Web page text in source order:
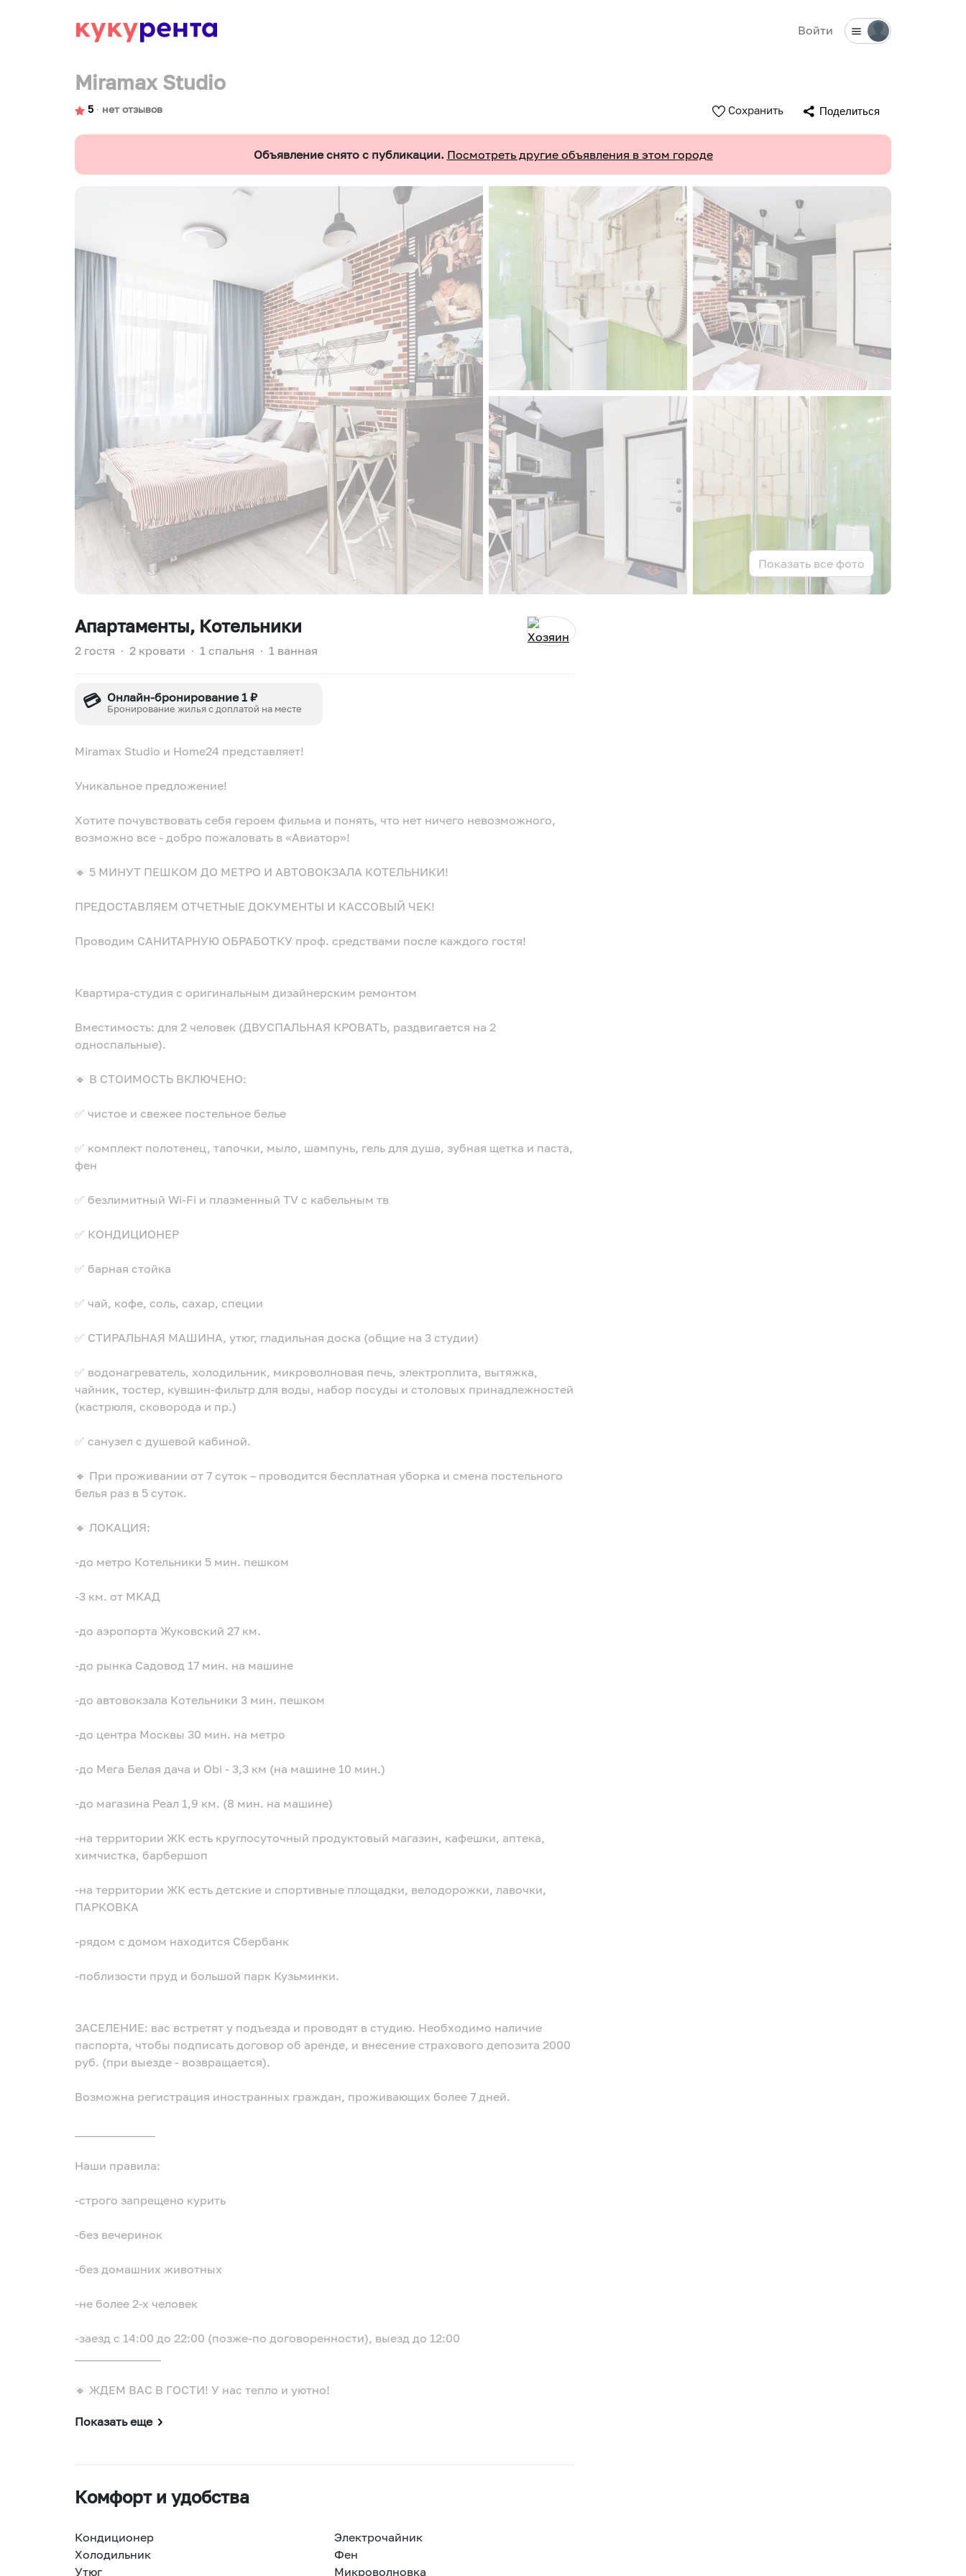
Войти
Miramax Studio
5 ∙ нет отзывов Сохранить Поделиться
Объявление снято с публикации. Посмотреть другие объявления в этом городе
Показать все фото
Апартаменты, Котельники
2 гостя ∙ 2 кровати ∙ 1 спальня ∙ 1 ванная
💳 Онлайн-бронирование 1 ₽
Бронирование жилья с доплатой на месте
Miramax Studio и Home24 представляет!
Уникальное предложение!
Хотите почувствовать себя героем фильма и понять, что нет ничего невозможного,
возможно все - добро пожаловать в «Авиатор»!
🔸 5 МИНУТ ПЕШКОМ ДО МЕТРО И АВТОВОКЗАЛА КОТЕЛЬНИКИ!
ПРЕДОСТАВЛЯЕМ ОТЧЕТНЫЕ ДОКУМЕНТЫ И КАССОВЫЙ ЧЕК!
Проводим САНИТАРНУЮ ОБРАБОТКУ проф. средствами после каждого гостя!
Квартира-студия с оригинальным дизайнерским ремонтом
Вместимость: для 2 человек (ДВУСПАЛЬНАЯ КРОВАТЬ, раздвигается на 2
односпальные).
🔸 В СТОИМОСТЬ ВКЛЮЧЕНО:
✅ чистое и свежее постельное белье
✅ комплект полотенец, тапочки, мыло, шампунь, гель для душа, зубная щетка и паста,
фен
✅ безлимитный Wi-Fi и плазменный TV с кабельным тв
✅ КОНДИЦИОНЕР
✅ барная стойка
✅ чай, кофе, соль, сахар, специи
✅ СТИРАЛЬНАЯ МАШИНА, утюг, гладильная доска (общие на 3 студии)
✅ водонагреватель, холодильник, микроволновая печь, электроплита, вытяжка,
чайник, тостер, кувшин-фильтр для воды, набор посуды и столовых принадлежностей
(кастрюля, сковорода и пр.)
✅ санузел с душевой кабиной.
🔸 При проживании от 7 суток – проводится бесплатная уборка и смена постельного
белья раз в 5 суток.
🔸 ЛОКАЦИЯ:
-до метро Котельники 5 мин. пешком
-3 км. от МКАД
-до аэропорта Жуковский 27 км.
-до рынка Садовод 17 мин. на машине
-до автовокзала Котельники 3 мин. пешком
-до центра Москвы 30 мин. на метро
-до Мега Белая дача и Obi - 3,3 км (на машине 10 мин.)
-до магазина Реал 1,9 км. (8 мин. на машине)
-на территории ЖК есть круглосуточный продуктовый магазин, кафешки, аптека,
химчистка, барбершоп
-на территории ЖК есть детские и спортивные площадки, велодорожки, лавочки,
ПАРКОВКА
-рядом с домом находится Сбербанк
-поблизости пруд и большой парк Кузьминки.
ЗАСЕЛЕНИЕ: вас встретят у подъезда и проводят в студию. Необходимо наличие
паспорта, чтобы подписать договор об аренде, и внесение страхового депозита 2000
руб. (при выезде - возвращается).
Возможна регистрация иностранных граждан, проживающих более 7 дней.
Наши правила:
-строго запрещено курить
-без вечеринок
-без домашних животных
-не более 2-х человек
-заезд с 14:00 до 22:00 (позже-по договоренности), выезд до 12:00
🔸 ЖДЕМ ВАС В ГОСТИ! У нас тепло и уютно!
Показать еще
Комфорт и удобства
Кондиционер
Электрочайник
Холодильник
Фен
Утюг
Микроволновка